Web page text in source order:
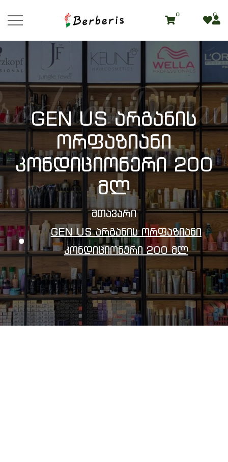
0 0
GEN US Არგანის
Ორფაზიანი
Კონდიციონერი 200
Მლ
Მთავარი
GEN US Არგანის Ორფაზიანი
Კონდიციონერი 200 Მლ